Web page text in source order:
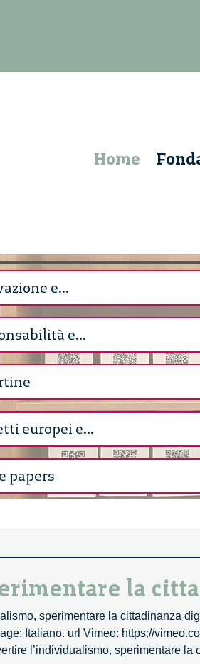
Home
la
sperimentare la cittadinanza
Italiano. url Vimeo: https://
l’individualismo, sperimentare la